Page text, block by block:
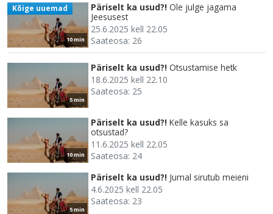
10 min
Kõige uuemad Päriselt ka usud?! Ole julge jagama
Jeesusest
25.6.2025 kell 22.05
Saateosa: 26
5 min
Päriselt ka usud?! Otsustamise hetk
18.6.2025 kell 22.10
Saateosa: 25
10 min
Päriselt ka usud?! Kelle kasuks sa
otsustad?
11.6.2025 kell 22.05
Saateosa: 24
5 min
Päriselt ka usud?! Jumal sirutub meieni
4.6.2025 kell 22.05
Saateosa: 23